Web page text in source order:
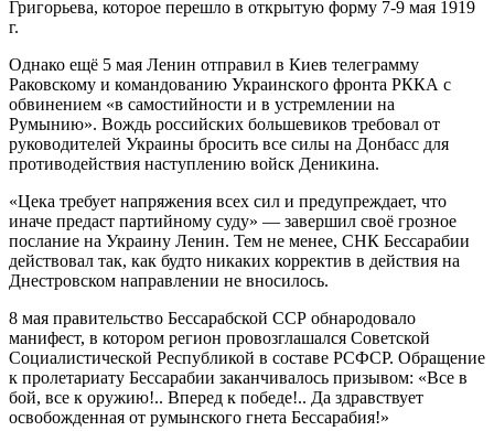
Григорьева, которое перешло в открытую форму 7-9 мая 1919
г.
Однако ещё 5 мая Ленин отправил в Киев телеграмму
Раковскому и командованию Украинского фронта РККА с
обвинением «в самостийности и в устремлении на
Румынию». Вождь российских большевиков требовал от
руководителей Украины бросить все силы на Донбасс для
противодействия наступлению войск Деникина.
«Цека требует напряжения всех сил и предупреждает, что
иначе предаст партийному суду» — завершил своё грозное
послание на Украину Ленин. Тем не менее, СНК Бессарабии
действовал так, как будто никаких корректив в действия на
Днестровском направлении не вносилось.
8 мая правительство Бессарабской ССР обнародовало
манифест, в котором регион провозглашался Советской
Социалистической Республикой в составе РСФСР. Обращение
к пролетариату Бессарабии заканчивалось призывом: «Все в
бой, все к оружию!.. Вперед к победе!.. Да здравствует
освобожденная от румынского гнета Бессарабия!»